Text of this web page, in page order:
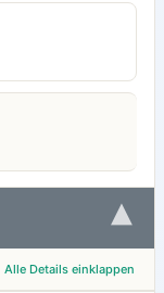
▾
Alle Details einklappen